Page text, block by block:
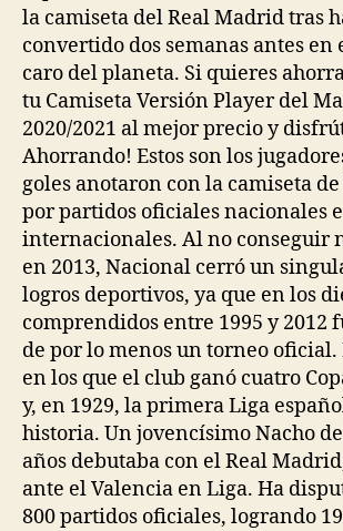
la camiseta del Real Madrid tras
convertido dos semanas antes en
caro del planeta. Si quieres
tu Camiseta Versión Player del
2020/2021 al mejor precio y
Ahorrando! Estos son los
goles anotaron con la camiseta de
por partidos oficiales nacionales e
internacionales. Al no conseguir
en 2013, Nacional cerró un
logros deportivos, ya que en los
comprendidos entre 1995 y 2012
de por lo menos un torneo oficial.
en los que el club ganó cuatro
y, en 1929, la primera Liga
historia. Un jovencísimo Nacho
años debutaba con el Real
ante el Valencia en Liga. Ha
800 partidos oficiales, logrando